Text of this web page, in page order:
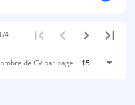
de CV par page : 15
4